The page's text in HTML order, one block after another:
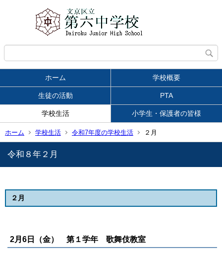
ホーム 学校概要
生徒の活動 PTA
学校生活 小学生・保護者の皆様
ホーム 学校生活 令和7年度の学校生活 ２月
令和８年２月
２月
2月6日（金） 第１学年 歌舞伎教室